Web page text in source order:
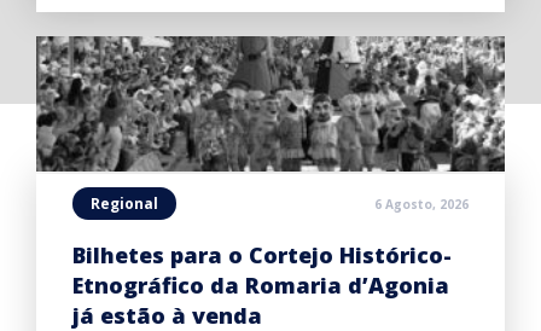
Regional 6 Agosto, 2026
Bilhetes para o Cortejo Histórico-
Etnográfico da Romaria d’Agonia
já estão à venda